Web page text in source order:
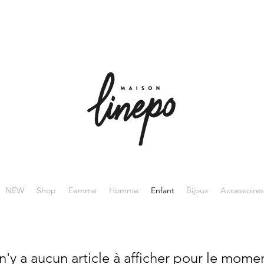
NEW Shop Femme Homme Enfant Bijoux Accessoires
a aucun article à afficher pour le